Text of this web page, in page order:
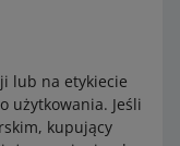
lub na etykiecie
użytkowania. Jeśli
kupujący